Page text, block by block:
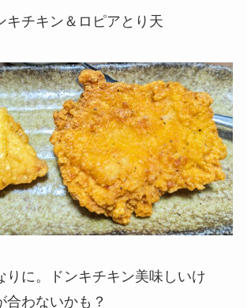
キチキン＆ロピアとり天
りに。ドンキチキン美味しいけ
合わないかも？